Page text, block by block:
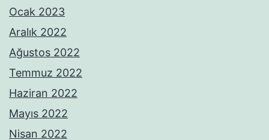
Ocak 2023
Aralık 2022
Ağustos 2022
Temmuz 2022
Haziran 2022
Mayıs 2022
Nisan 2022